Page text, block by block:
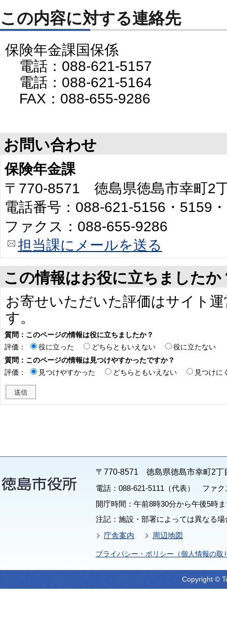
この内容に対する連絡先
保険年金課国保係
電話：088-621-5157
電話：088-621-5164
FAX：088-655-9286
お問い合わせ
保険年金課
〒770-8571 徳島県徳島市幸町2
電話番号：088-621-5156・5159
ファクス：088-655-9286
担当課にメールを送る
この情報はお役に立ちましたか
お寄せいただいた評価はサイト
す。
質問：このページの情報は役に立ちましたか？
評価：
役に立った どちらともいえない
役に立たない
質問：このページの情報は見つけやすかったですか？
評価：
見つけやすかった どちらともいえない 見つけに
〒770-8571 徳島県徳島市幸町2丁
電話：088-621-5111（代表） ファク
開庁時間：午前8時30分から午後5時
注記：施設・部署によっては異なる
庁舎案内
周辺地図
プライバシー・ポリシー（個人情報の取
Copyright ©